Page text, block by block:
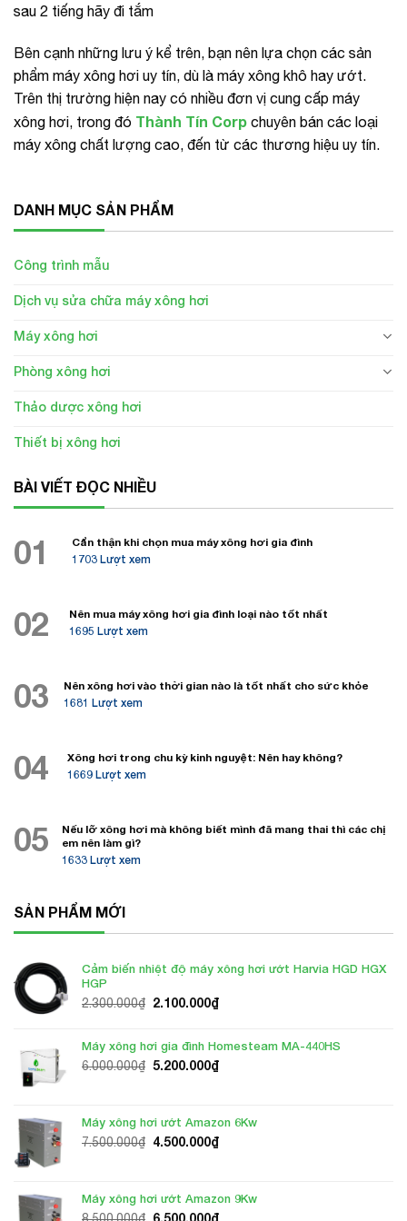
sau 2 tiếng hãy đi tắm
Bên cạnh những lưu ý kể trên, bạn nên lựa chọn các sản
phẩm máy xông hơi uy tín, dù là máy xông khô hay ướt.
Trên thị trường hiện nay có nhiều đơn vị cung cấp máy
xông hơi, trong đó Thành Tín Corp chuyên bán các loại
máy xông chất lượng cao, đến từ các thương hiệu uy tín.
DANH MỤC SẢN PHẨM
Công trình mẫu
Dịch vụ sửa chữa máy xông hơi
Máy xông hơi
Phòng xông hơi
Thảo dược xông hơi
Thiết bị xông hơi
BÀI VIẾT ĐỌC NHIỀU
01
Cẩn thận khi chọn mua máy xông hơi gia đình
1703 Lượt xem
02
Nên mua máy xông hơi gia đình loại nào tốt nhất
1695 Lượt xem
03
Nên xông hơi vào thời gian nào là tốt nhất cho sức khỏe
1681 Lượt xem
04
Xông hơi trong chu kỳ kinh nguyệt: Nên hay không?
1669 Lượt xem
05
Nếu lỡ xông hơi mà không biết mình đã mang thai thì các chị
em nên làm gì?
1633 Lượt xem
SẢN PHẨM MỚI
Cảm biến nhiệt độ máy xông hơi ướt Harvia HGD HGX
HGP
2.300.000₫ Giá
2.300.000₫.
2.100.000₫Giá
là:
2.100.000₫.
Máy xông hơi gia đình Homesteam MA-440HS
6.000.000₫ Giá
5.200.000₫Giá
5.200.000₫.
Máy xông hơi ướt Amazon 6Kw
7.500.000₫ Giá
4.500.000₫Giá
4.500.000₫.
Máy xông hơi ướt Amazon 9Kw
Giá
6.500.000₫Giá